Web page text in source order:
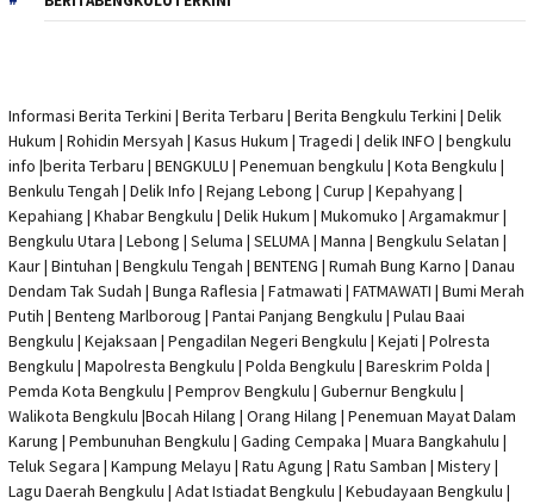
Informasi Berita Terkini | Berita Terbaru | Berita Bengkulu Terkini | Delik
Hukum | Rohidin Mersyah | Kasus Hukum | Tragedi | delik INFO | bengkulu
info |berita Terbaru | BENGKULU | Penemuan bengkulu | Kota Bengkulu |
Benkulu Tengah | Delik Info | Rejang Lebong | Curup | Kepahyang |
Kepahiang | Khabar Bengkulu | Delik Hukum | Mukomuko | Argamakmur |
Bengkulu Utara | Lebong | Seluma | SELUMA | Manna | Bengkulu Selatan |
Kaur | Bintuhan | Bengkulu Tengah | BENTENG | Rumah Bung Karno | Danau
Dendam Tak Sudah | Bunga Raflesia | Fatmawati | FATMAWATI | Bumi Merah
Putih | Benteng Marlboroug | Pantai Panjang Bengkulu | Pulau Baai
Bengkulu | Kejaksaan | Pengadilan Negeri Bengkulu | Kejati | Polresta
Bengkulu | Mapolresta Bengkulu | Polda Bengkulu | Bareskrim Polda |
Pemda Kota Bengkulu | Pemprov Bengkulu | Gubernur Bengkulu |
Walikota Bengkulu |Bocah Hilang | Orang Hilang | Penemuan Mayat Dalam
Karung | Pembunuhan Bengkulu | Gading Cempaka | Muara Bangkahulu |
Teluk Segara | Kampung Melayu | Ratu Agung | Ratu Samban | Mistery |
Lagu Daerah Bengkulu | Adat Istiadat Bengkulu | Kebudayaan Bengkulu |